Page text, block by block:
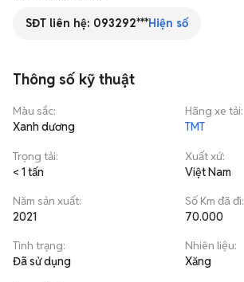
SĐT liên hệ: 093292***Hiện số
Thông số kỹ thuật
Màu sắc:
Xanh dương
Hãng xe tải:
TMT
Trọng tải:
< 1 tấn
Xuất xứ:
Việt Nam
Năm sản xuất:
2021
Số Km đã đi:
70.000
Tình trạng:
Đã sử dụng
Nhiên liệu:
Xăng